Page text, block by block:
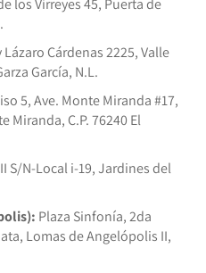
Lázaro Cárdenas 2225, Valle
García, N.L.
5, Ave. Monte Miranda #17,
Miranda, C.P. 76240 El
S/N-Local i-19, Jardines del
Plaza Sinfonía, 2da
Lomas de Angelópolis II,